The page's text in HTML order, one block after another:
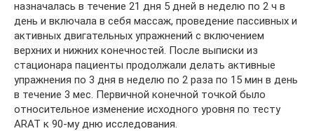
назначалась в течение 21 дня 5 дней в неделю по 2 ч в
день и включала в себя массаж, проведение пассивных и
активных двигательных упражнений с включением
верхних и нижних конечностей. После выписки из
стационара пациенты продолжали делать активные
упражнения по 3 дня в неделю по 2 раза по 15 мин в день
в течение 3 мес. Первичной конечной точкой было
относительное изменение исходного уровня по тесту
ARAT к 90-му дню исследования.